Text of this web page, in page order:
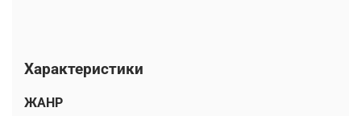
Характеристики
ЖАНР